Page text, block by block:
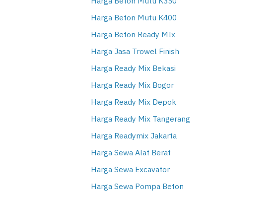
Harga Beton Mutu K400
Harga Beton Ready MIx
Harga Jasa Trowel Finish
Harga Ready Mix Bekasi
Harga Ready Mix Bogor
Harga Ready Mix Depok
Harga Ready Mix Tangerang
Harga Readymix Jakarta
Harga Sewa Alat Berat
Harga Sewa Excavator
Harga Sewa Pompa Beton